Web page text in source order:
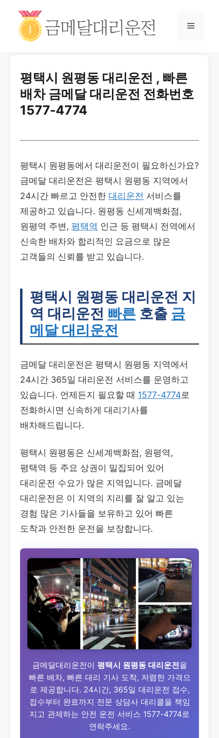
평택시 원평동 대리운전 , 빠른
배차 금메달 대리운전 전화번호
1577-4774
평택시 원평동에서 대리운전이 필요하신가요?
금메달 대리운전은 평택시 원평동 지역에서
24시간 빠르고 안전한 대리운전 서비스를
제공하고 있습니다. 원평동 신세계백화점,
원평역 주변, 평택역 인근 등 평택시 전역에서
신속한 배차와 합리적인 요금으로 많은
고객들의 신뢰를 받고 있습니다.
평택시 원평동 대리운전 지
역 대리운전 빠른 호출 금
메달 대리운전
금메달 대리운전은 평택시 원평동 지역에서
24시간 365일 대리운전 서비스를 운영하고
있습니다. 언제든지 필요할 때 1577-4774로
전화하시면 신속하게 대리기사를
배차해드립니다.
평택시 원평동은 신세계백화점, 원평역,
평택역 등 주요 상권이 밀집되어 있어
대리운전 수요가 많은 지역입니다. 금메달
대리운전은 이 지역의 지리를 잘 알고 있는
경험 많은 기사들을 보유하고 있어 빠른
도착과 안전한 운전을 보장합니다.
금메달대리운전이 평택시 원평동 대리운전을
빠른 배차, 빠른 대리 기사 도착, 저렴한 가격으
로 제공합니다. 24시간, 365일 대리운전 접수,
접수부터 완료까지 전문 상담사 대리콜을 책임
지고 관제하는 안전 운전 서비스 1577-4774로
연락주세요.